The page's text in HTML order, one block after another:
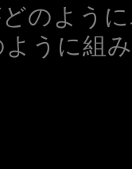
どのよう
うに組